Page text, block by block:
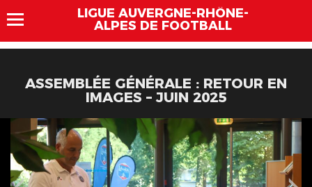
LIGUE AUVERGNE-RHÔNE-
ALPES DE FOOTBALL
ASSEMBLÉE GÉNÉRALE : RETOUR EN
IMAGES – JUIN 2025